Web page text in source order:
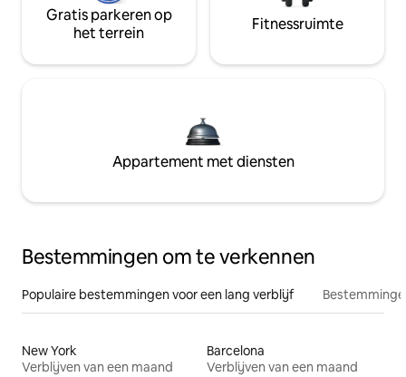
Gratis parkeren op
het terrein
Fitnessruimte
Appartement met diensten
Bestemmingen om te verkennen
Populaire bestemmingen voor een lang verblijf
New York
Verblijven van een maand
Barcelona
Verblijven van een maand